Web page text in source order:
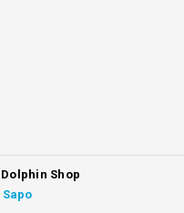
Dolphin Shop
Sapo